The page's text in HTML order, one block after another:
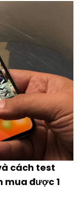
cách test
mua được 1